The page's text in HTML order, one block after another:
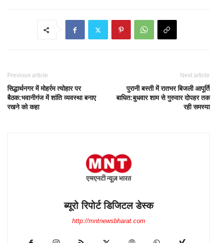
Previous article
सिद्धार्थनगर में मोहर्रम त्योहार पर
बैठक:भवानीगंज में शांति व्यवस्था बनाए
रखने को कहा
Next article
पुरानी बस्ती में रातभर बिजली आपूर्ति
बाधित:बुधवार शाम से गुरुवार दोपहर तक
रही समस्या
ब्यूरो रिपोर्ट डिजिटल डेस्क
http://mntnewsbharat.com